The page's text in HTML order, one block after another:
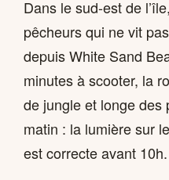
Dans le sud-est de
pêcheurs qui ne vit
depuis White Sand
minutes à scooter, la
de jungle et longe des
matin : la lumière sur
est correcte avant 10h.